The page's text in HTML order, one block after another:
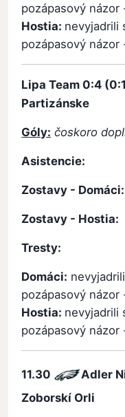
pozápasový
Hostia: nevyjadrili
pozápasový
Lipa Team 0:4
Partizánske
Góly: čoskoro
Asistencie:
Zostavy - Domáci:
Zostavy - Hostia:
Tresty:
Domáci:
pozápasový
Hostia: nevyjadrili
pozápasový
11.30 Adler
Zoborskí Orli